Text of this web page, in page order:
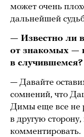
может очень
дальнейшей
— Известно ли
от знакомых —
в случившемся?
— Давайте
сомнений, что
Димы еще все не
в другую
комментировать.